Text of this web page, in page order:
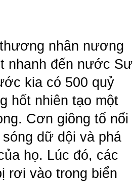
nhân nương
nhanh đến nước Sư
kia có 500 quỷ
hốt nhiên tạo một
Cơn giông tố nổi
sóng dữ dội và phá
họ. Lúc đó, các
rơi vào trong biển